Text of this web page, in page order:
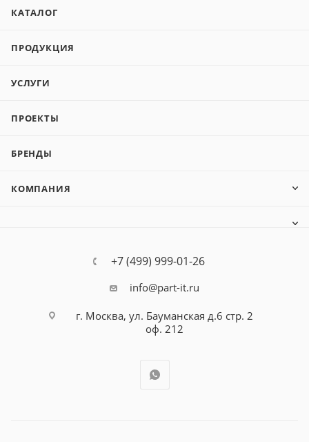
КАТАЛОГ
ПРОДУКЦИЯ
УСЛУГИ
ПРОЕКТЫ
БРЕНДЫ
КОМПАНИЯ
+7 (499) 999-01-26
info@part-it.ru
г. Москва, ул. Бауманская д.6 стр. 2
оф. 212